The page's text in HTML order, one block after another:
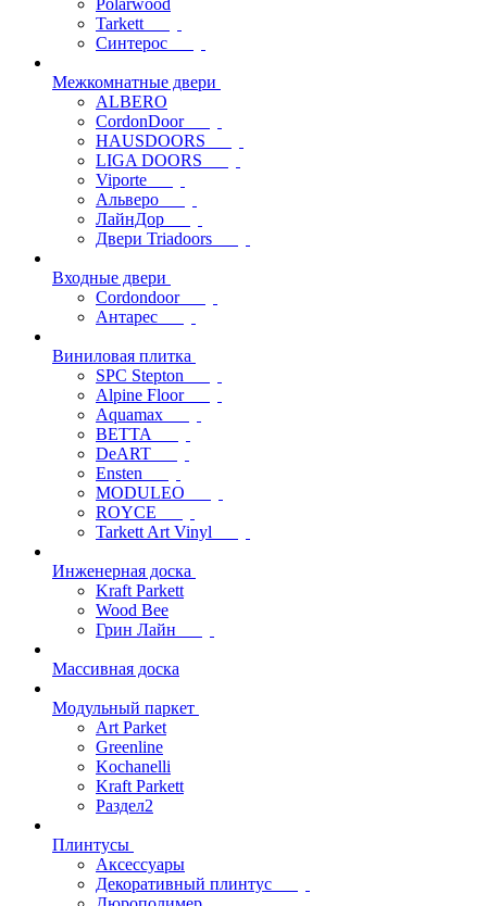
Polarwood
Tarkett
Синтерос
Межкомнатные двери
ALBERO
CordonDoor
HAUSDOORS
LIGA DOORS
Viporte
Альверо
ЛайнДор
Двери Triadoors
Входные двери
Cordondoor
Антарес
Виниловая плитка
SPC Stepton
Alpine Floor
Aquamax
BETTA
DeART
Ensten
MODULEO
ROYCE
Tarkett Art Vinyl
Инженерная доска
Kraft Parkett
Wood Bee
Грин Лайн
Массивная доска
Модульный паркет
Art Parket
Greenline
Kochanelli
Kraft Parkett
Раздел2
Плинтусы
Аксессуары
Декоративный плинтус